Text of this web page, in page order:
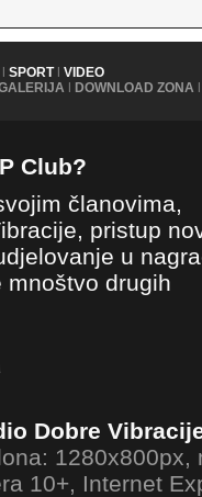
| SPORT | VIDEO
| DOWNLOAD ZONA |
Club?
članovima,
pristup
u
mnoštvo drugih
Dobre
1280x800px,
10+, Internet